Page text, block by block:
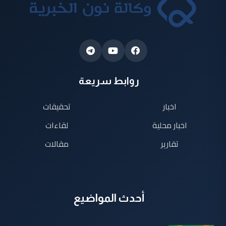
روابط سريعة
اخبار
اخبار محلية
تقارير
تحقيقات
لقاءات
مقالات
أحدث المواضيع